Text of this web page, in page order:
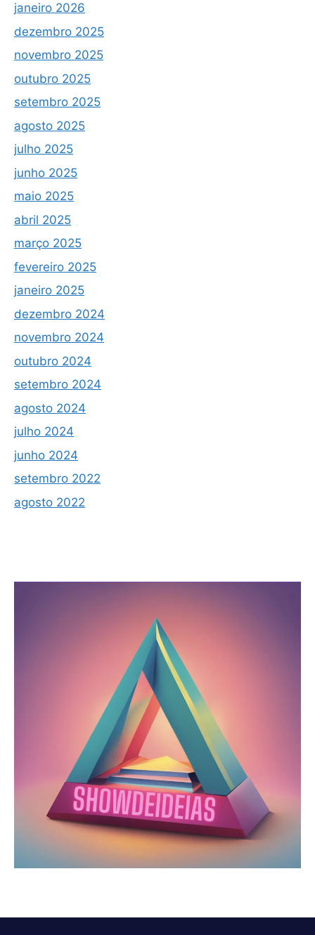
janeiro 2026
dezembro 2025
novembro 2025
outubro 2025
setembro 2025
agosto 2025
julho 2025
junho 2025
maio 2025
abril 2025
março 2025
fevereiro 2025
janeiro 2025
dezembro 2024
novembro 2024
outubro 2024
setembro 2024
agosto 2024
julho 2024
junho 2024
setembro 2022
agosto 2022